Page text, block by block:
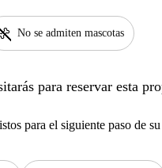
No se admiten mascotas
para reservar esta
para el siguiente paso de